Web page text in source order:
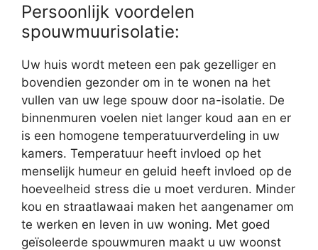
Persoonlijk voordelen
spouwmuurisolatie:
Uw huis wordt meteen een pak gezelliger en
bovendien gezonder om in te wonen na het
vullen van uw lege spouw door na-isolatie. De
binnenmuren voelen niet langer koud aan en er
is een homogene temperatuurverdeling in uw
kamers. Temperatuur heeft invloed op het
menselijk humeur en geluid heeft invloed op de
hoeveelheid stress die u moet verduren. Minder
kou en straatlawaai maken het aangenamer om
te werken en leven in uw woning. Met goed
geïsoleerde spouwmuren maakt u uw woonst